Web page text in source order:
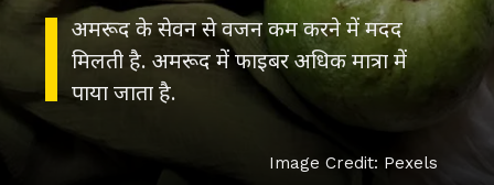
अमरूद के सेवन से वजन कम करने में मदद
मिलती है. अमरूद में फाइबर अधिक मात्रा में
पाया जाता है.
Image Credit: Pexels